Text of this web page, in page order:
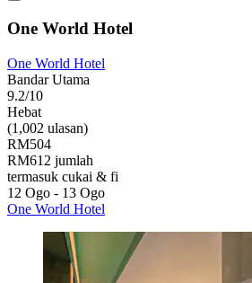
One World Hotel
One World Hotel
Bandar Utama
9.2/10
Hebat
(1,002 ulasan)
RM504
RM612 jumlah
termasuk cukai & fi
12 Ogo - 13 Ogo
One World Hotel